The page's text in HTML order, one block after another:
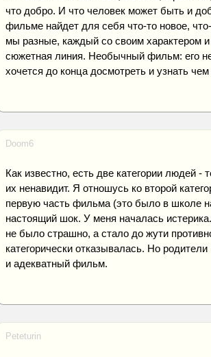
что добро. И что человек может быть и
фильме найдет для себя что-то новое,
мы разные, каждый со своим характером
сюжетная линия. Необычный фильм: его
хочется до конца досмотреть и узнать
Doom6
Как известно, есть две категории людей
их ненавидит. Я отношусь ко второй
первую часть фильма (это было в школе
настоящий шок. У меня началась
не было страшно, а стало до жути
категорически отказывалась. Но
и адекватный фильм.
Peteturin